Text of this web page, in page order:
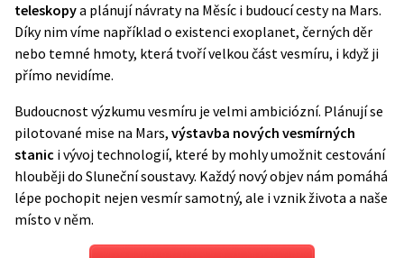
teleskopya plánují návraty na Měsíc i budoucí cesty na Mars.
Díky nim víme například o existenci exoplanet, černých děr
nebo temné hmoty, která tvoří velkou část vesmíru, i když ji
přímo nevidíme.
Budoucnost výzkumu vesmíru je velmi ambiciózní. Plánují se
pilotované mise na Mars, výstavba nových vesmírných
stanic i vývoj technologií, které by mohly umožnit cestování
hlouběji do Sluneční soustavy. Každý nový objev nám pomáhá
lépe pochopit nejen vesmír samotný, ale i vznik života a naše
místo v něm.